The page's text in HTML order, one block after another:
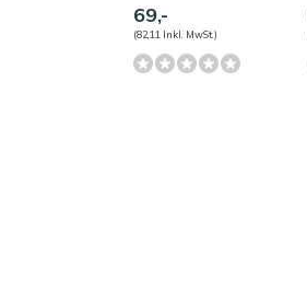
69,-
(82,11 Inkl. MwSt.)